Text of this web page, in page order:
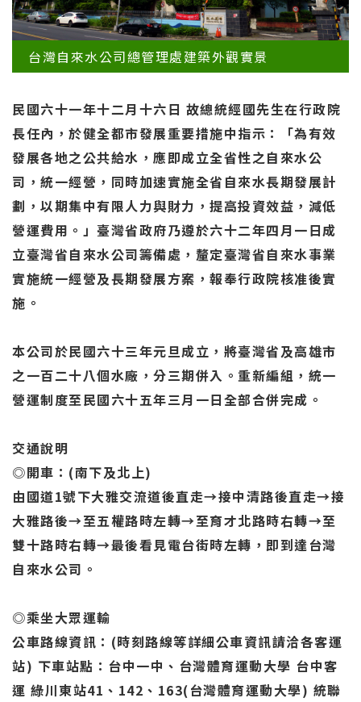
台灣自來水公司總管理處建築外觀實景
民國六十一年十二月十六日 故總統經國先生在行政院
長任內，於健全都市發展重要措施中指示：「為有效
發展各地之公共給水，應即成立全省性之自來水公
司，統一經營，同時加速實施全省自來水長期發展計
劃，以期集中有限人力與財力，提高投資效益，減低
營運費用。」臺灣省政府乃遵於六十二年四月一日成
立臺灣省自來水公司籌備處，釐定臺灣省自來水事業
實施統一經營及長期發展方案，報奉行政院核准後實
施。
本公司於民國六十三年元旦成立，將臺灣省及高雄市
之一百二十八個水廠，分三期併入。重新編組，統一
營運制度至民國六十五年三月一日全部合併完成。
交通說明
◎開車：(南下及北上)
由國道1號下大雅交流道後直走→接中清路後直走→接
大雅路後→至五權路時左轉→至育才北路時右轉→至
雙十路時右轉→最後看見電台街時左轉，即到達台灣
自來水公司。
◎乘坐大眾運輸
公車路線資訊：(時刻路線等詳細公車資訊請洽各客運
站) 下車站點：台中一中、台灣體育運動大學 台中客
運 綠川東站41、142、163(台灣體育運動大學) 統聯